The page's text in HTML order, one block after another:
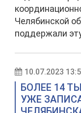
Челябинской
поддержали
10.07.2023
БОЛЕЕ 14
УЖЕ